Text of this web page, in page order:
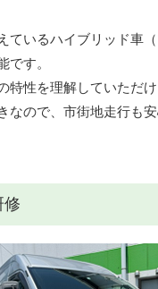
ているハイブリッド車
です。
特性を理解していただけ
なので、市街地走行も
修